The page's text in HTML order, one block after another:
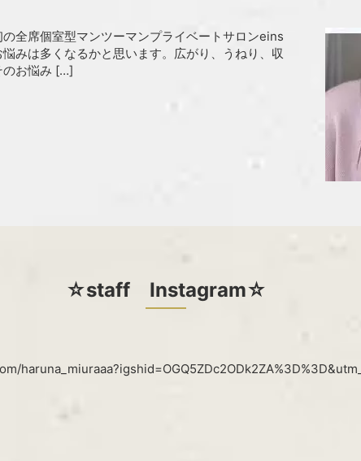
全席個室型マンツーマンプライベートサロンeins
みは多くなるかと思います。広がり、うねり、収
のお悩み […]
☆staff Instagram☆